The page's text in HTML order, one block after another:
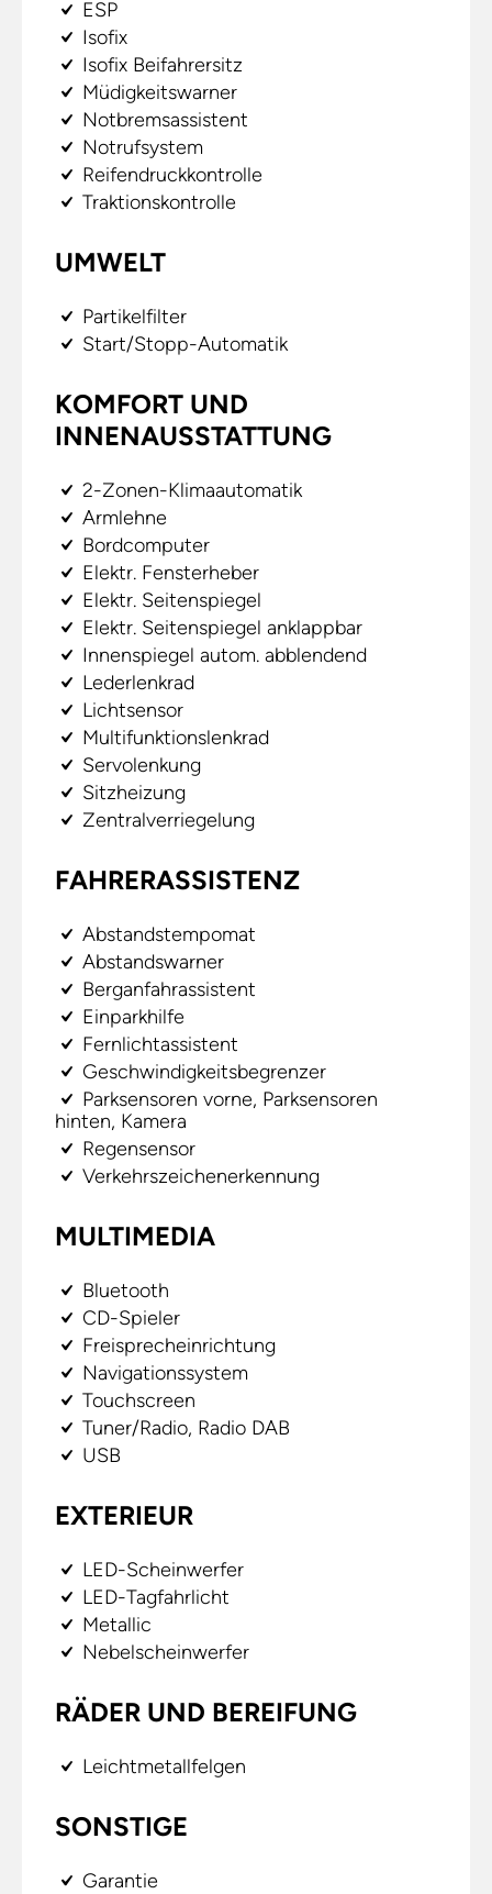
ESP
Isofix
Isofix Beifahrersitz
Müdigkeitswarner
Notbremsassistent
Notrufsystem
Reifendruckkontrolle
Traktionskontrolle
UMWELT
Partikelfilter
Start/Stopp-Automatik
KOMFORT UND
INNENAUSSTATTUNG
2-Zonen-Klimaautomatik
Armlehne
Bordcomputer
Elektr. Fensterheber
Elektr. Seitenspiegel
Elektr. Seitenspiegel anklappbar
Innenspiegel autom. abblendend
Lederlenkrad
Lichtsensor
Multifunktionslenkrad
Servolenkung
Sitzheizung
Zentralverriegelung
FAHRERASSISTENZ
Abstandstempomat
Abstandswarner
Berganfahrassistent
Einparkhilfe
Fernlichtassistent
Geschwindigkeitsbegrenzer
Parksensoren vorne, Parksensoren
hinten, Kamera
Regensensor
Verkehrszeichenerkennung
MULTIMEDIA
Bluetooth
CD-Spieler
Freisprecheinrichtung
Navigationssystem
Touchscreen
Tuner/Radio, Radio DAB
USB
EXTERIEUR
LED-Scheinwerfer
LED-Tagfahrlicht
Metallic
Nebelscheinwerfer
RÄDER UND BEREIFUNG
Leichtmetallfelgen
SONSTIGE
Garantie